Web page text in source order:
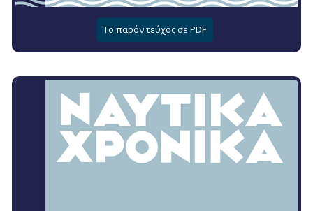
Το παρόν τεύχος σε PDF